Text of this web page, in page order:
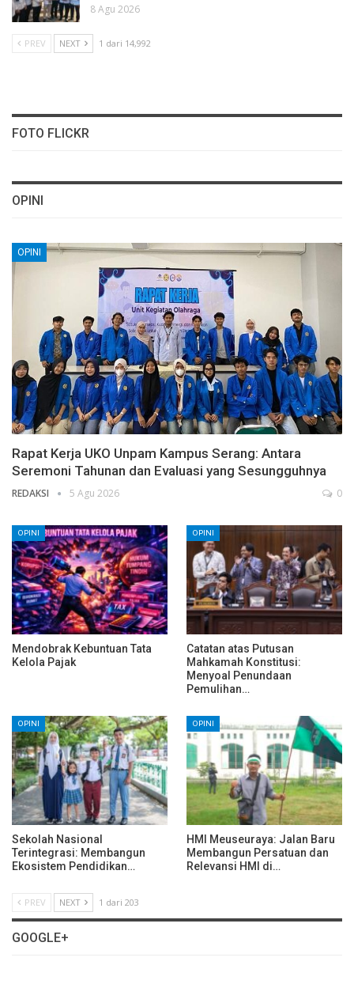
8 Agu 2026
PREV NEXT 1 dari 14,992
FOTO FLICKR
OPINI
OPINI
Rapat Kerja UKO Unpam Kampus Serang: Antara
Seremoni Tahunan dan Evaluasi yang Sesungguhnya
REDAKSI 5 Agu 2026 0
OPINI
Mendobrak Kebuntuan Tata
Kelola Pajak
OPINI
Catatan atas Putusan
Mahkamah Konstitusi:
Menyoal Penundaan
Pemulihan…
OPINI
Sekolah Nasional
Terintegrasi: Membangun
Ekosistem Pendidikan…
OPINI
HMI Meuseuraya: Jalan Baru
Membangun Persatuan dan
Relevansi HMI di…
PREV NEXT 1 dari 203
GOOGLE+